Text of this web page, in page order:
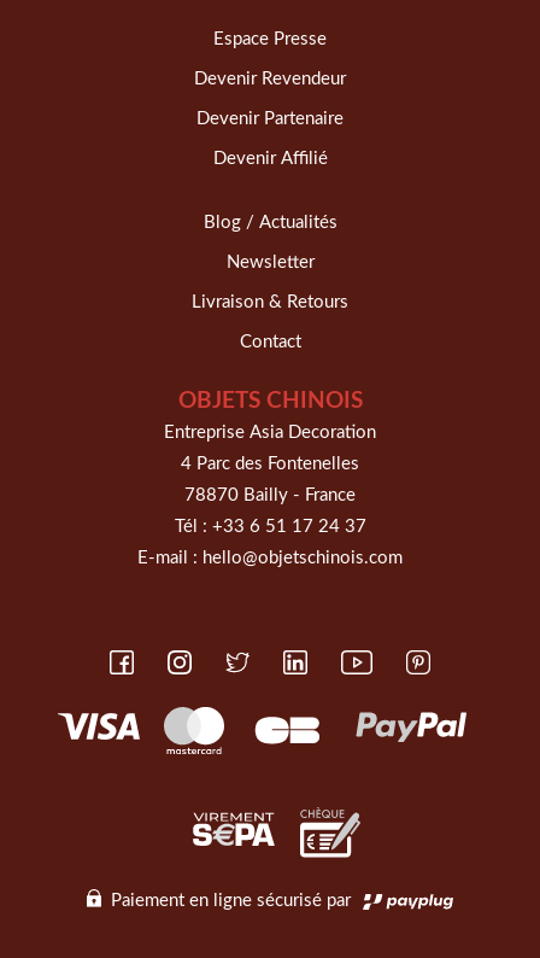
Espace Presse
Devenir Revendeur
Devenir Partenaire
Devenir Affilié
Blog / Actualités
Newsletter
Livraison & Retours
Contact
OBJETS CHINOIS
Entreprise Asia Decoration
4 Parc des Fontenelles
78870 Bailly - France
Tél : +33 6 51 17 24 37
E-mail : hello@objetschinois.com
Paiement en ligne sécurisé par